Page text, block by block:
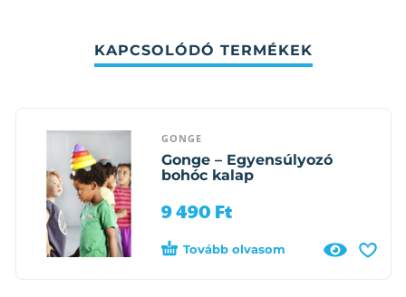
KAPCSOLÓDÓ TERMÉKEK
GONGE
Gonge – Egyensúlyozó
bohóc kalap
9 490 Ft
Tovább olvasom